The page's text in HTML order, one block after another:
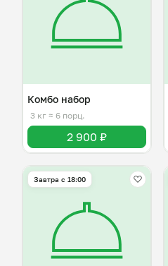
Комбо набор
3 кг ≈ 6 порц.
2 900 ₽
Завтра c 18:00